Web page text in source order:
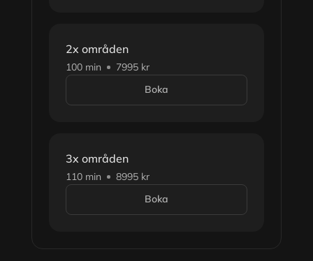
2x områden
100 min
7995 kr
Boka
3x områden
110 min
8995 kr
Boka